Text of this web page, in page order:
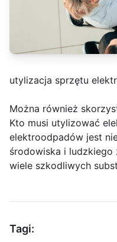
utylizacja sprzętu
Można również
Kto musi utylizować
elektroodpadów jest
środowiska i ludzkiego
wiele szkodliwych
Tagi: